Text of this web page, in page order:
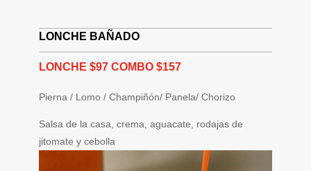
LONCHE BAÑADO
LONCHE $97 COMBO $157
Pierna / Lomo / Champiñón/ Panela/ Chorizo
Salsa de la casa, crema, aguacate, rodajas de
jitomate y cebolla